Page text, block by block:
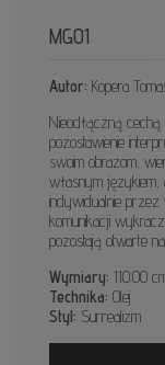
MG01
Autor: Kopera
Nieodłączną
pozostawienie
swoim obrazom,
własnym językiem,
indywidualnie
komunikacji
pozostają otwarte
Wymiary: 110.00
Technika: Olej
Styl: Surrealizm